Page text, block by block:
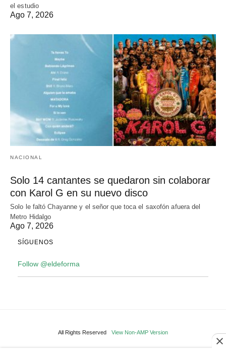
el estudio
Ago 7, 2026
NACIONAL
Solo 14 cantantes se quedaron sin colaborar
con Karol G en su nuevo disco
Solo le faltó Chayanne y el señor que toca el saxofón afuera del
Metro Hidalgo
Ago 7, 2026
SÍGUENOS
Follow @eldeforma
All Rights Reserved View Non-AMP Version